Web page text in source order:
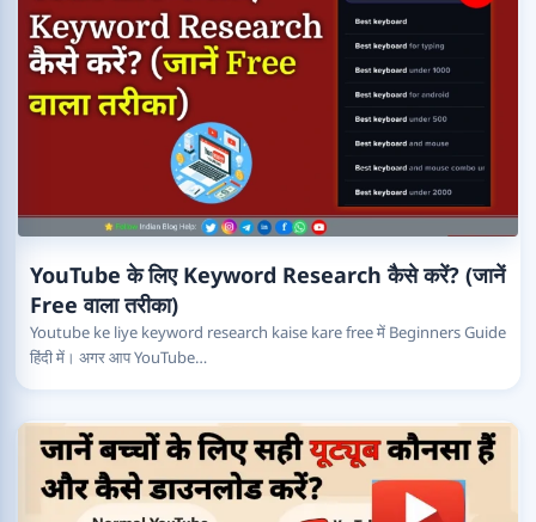
YouTube के लिए Keyword Research कैसे करें? (जानें
Free वाला तरीका)
Youtube ke liye keyword research kaise kare free में Beginners Guide
हिंदी में। अगर आप YouTube…